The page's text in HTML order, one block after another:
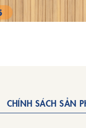
CHÍNH SÁCH SẢN